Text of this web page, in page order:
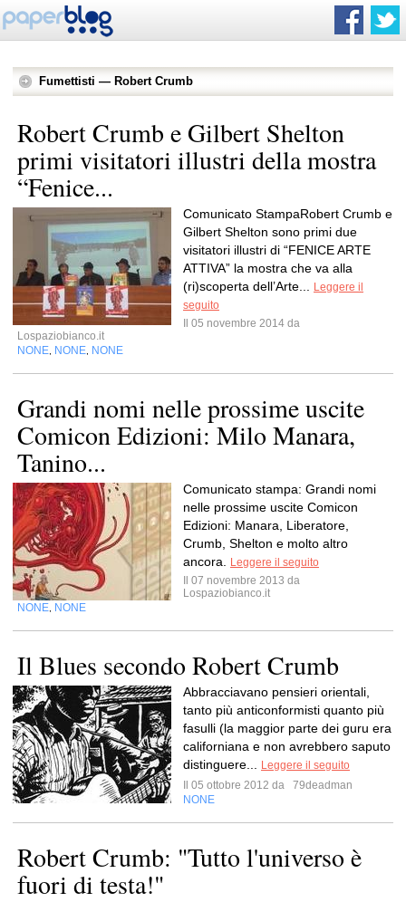
Fumettisti — Robert Crumb
Robert Crumb e Gilbert Shelton
primi visitatori illustri della mostra
“Fenice...
Comunicato StampaRobert Crumb e
Gilbert Shelton sono primi due
visitatori illustri di “FENICE ARTE
ATTIVA” la mostra che va alla
(ri)scoperta dell’Arte...
Leggere il
seguito
Il 05 novembre 2014 da
Lospaziobianco.it
NONE NONE NONE
Grandi nomi nelle prossime uscite
Comicon Edizioni: Milo Manara,
Tanino...
Comunicato stampa: Grandi nomi
nelle prossime uscite Comicon
Edizioni: Manara, Liberatore,
Crumb, Shelton e molto altro
ancora.
Leggere il seguito
Il 07 novembre 2013 da
Lospaziobianco.it
NONE NONE
Il Blues secondo Robert Crumb
Abbracciavano pensieri orientali,
tanto più anticonformisti quanto più
fasulli (la maggior parte dei guru era
californiana e non avrebbero saputo
distinguere...
Leggere il seguito
Il 05 ottobre 2012 da
79deadman
NONE
Robert Crumb: "Tutto l'universo è
fuori di testa!"